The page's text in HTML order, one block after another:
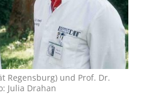
Regensburg) und Prof. Dr.
Julia Drahan